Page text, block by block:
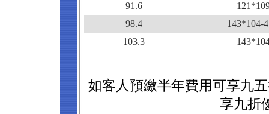
91.6
98.4
143*104-
103.3
如客人預繳半年費用可享九
享九折